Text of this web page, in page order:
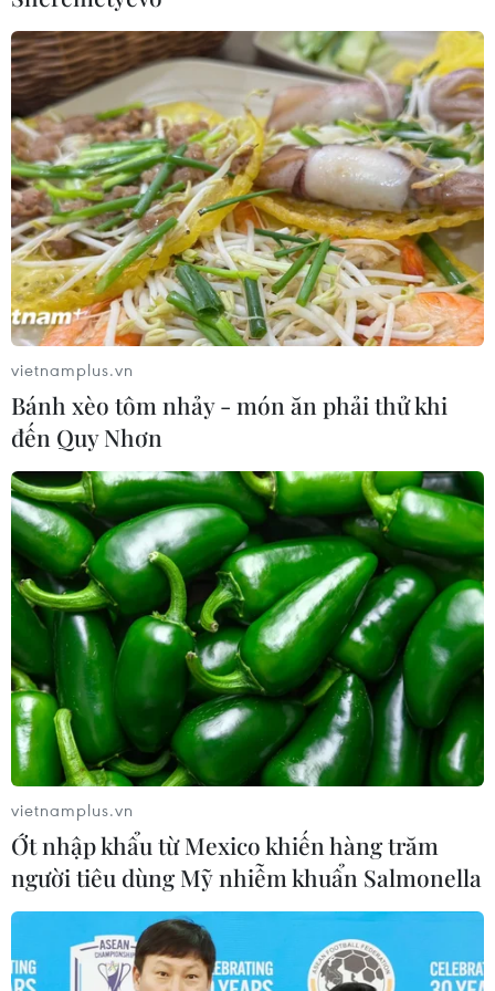
vietnamplus.vn
Bánh xèo tôm nhảy - món ăn phải thử khi
đến Quy Nhơn
vietnamplus.vn
Ớt nhập khẩu từ Mexico khiến hàng trăm
người tiêu dùng Mỹ nhiễm khuẩn Salmonella